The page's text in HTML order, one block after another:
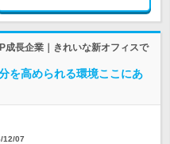
成長企業｜きれいな新オフィスで
を高められる環境ここにあ
12/07